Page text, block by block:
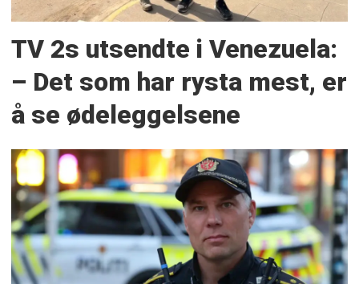
TV 2s utsendte i Venezuela:
– Det som har rysta mest, er
å se ødeleggelsene